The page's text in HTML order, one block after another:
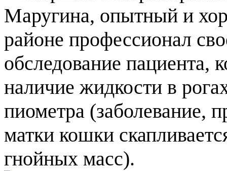
Маругина, опытный и
районе профессионал
обследование пациента,
наличие жидкости в
пиометра (заболевание,
матки кошки
гнойных масс).